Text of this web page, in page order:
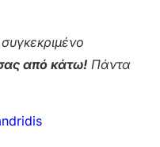
από κάτω! Πάντα